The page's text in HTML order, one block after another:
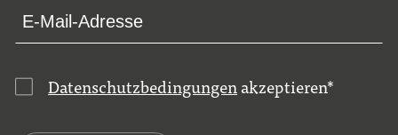
Datenschutzbedingungen akzeptieren*